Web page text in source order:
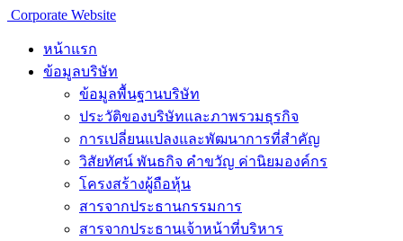
Corporate Website
หน้าแรก
ข้อมูลบริษัท
ข้อมูลพื้นฐานบริษัท
ประวัติของบริษัทและภาพรวมธุรกิจ
การเปลี่ยนแปลงและพัฒนาการที่สำคัญ
วิสัยทัศน์ พันธกิจ คำขวัญ ค่านิยมองค์กร
โครงสร้างผู้ถือหุ้น
สารจากประธานกรรมการ
สารจากประธานเจ้าหน้าที่บริหาร